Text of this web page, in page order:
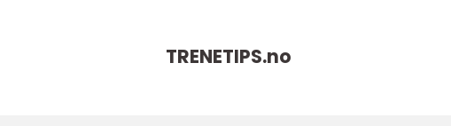
TRENETIPS.no